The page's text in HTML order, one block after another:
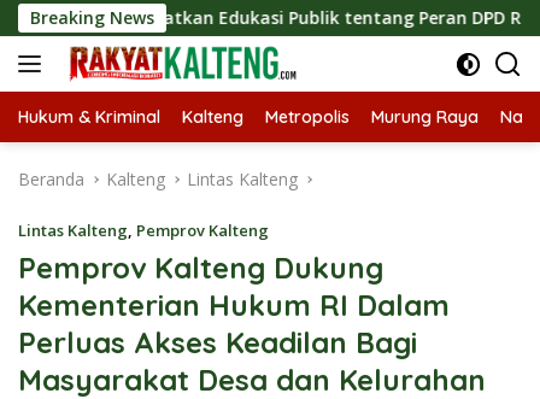
Langsung
ke
konten
Breaking News
Edukasi Publik tentang Peran DPD RI
Hukum & Kriminal Kalteng Metropolis Murung Raya
Beranda Kalteng Lintas Kalteng
Lintas Kalteng, Pemprov Kalteng
Pemprov Kalteng Dukung
Kementerian Hukum RI Dalam
Perluas Akses Keadilan Bagi
Masyarakat Desa dan Kelurahan